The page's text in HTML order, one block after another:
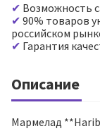
Возможность
90% товаров
российском
Гарантия
Описание
Мармелад